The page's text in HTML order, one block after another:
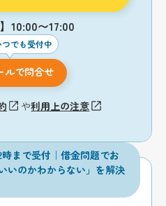
10:00〜17:00
でも受付中
ルで問合せ
や利用上の注意
時まで受付｜借金問題でお
いのかわからない」を解決